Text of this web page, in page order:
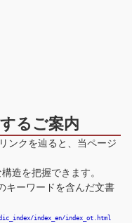
るご案内
ンクを辿ると、当ページ
造を把握できます。
キーワードを含んだ文書
index_en/index_ot.html